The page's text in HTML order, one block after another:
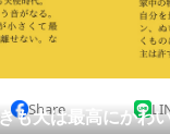
教育・育児
も犬は最高にかわ
Share